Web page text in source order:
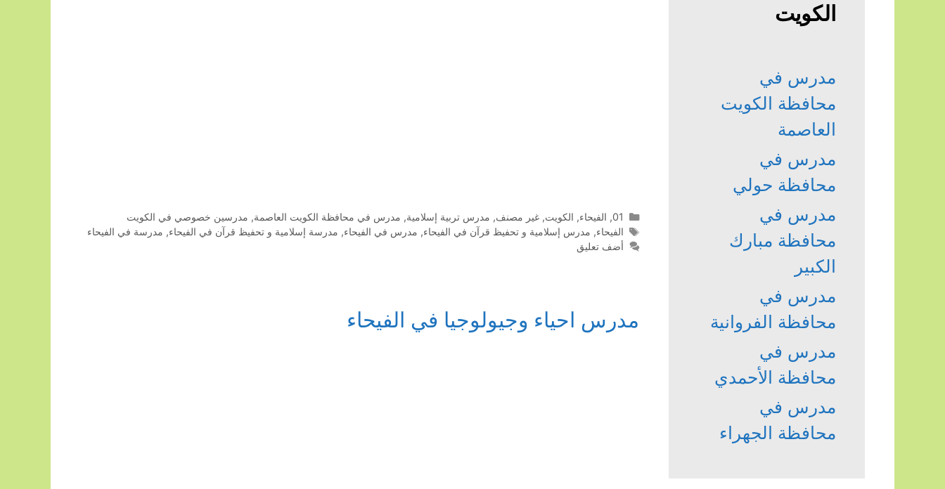
التصنيفات
01
, الفيحاء, الكويت, غير مصنف, مدرس تربية إسلامية, مدرس في محافظة الكويت العاصمة, مدرسين خصوصي في الكويت
الوسوم
الفيحاء, مدرس إسلامية و تحفيظ قرآن في الفيحاء, مدرس في الفيحاء, مدرسة إسلامية و تحفيظ قرآن في الفيحاء, مدرسة في الفيحاء
أضف تعليق
مدرس احياء وجيولوجيا في الفيحاء
الكويت
مدرس في
محافظة الكويت
العاصمة
مدرس في
محافظة حولي
مدرس في
محافظة مبارك
الكبير
مدرس في
محافظة الفروانية
مدرس في
محافظة الأحمدي
مدرس في
محافظة الجهراء